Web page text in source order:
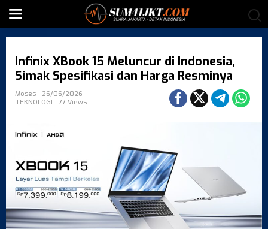
i
Infinix XBook 15 Meluncur di Indonesia,
Simak Spesifikasi dan Harga Resminya
Moses
26/06/2026
TEKNOLOGI
77 Views